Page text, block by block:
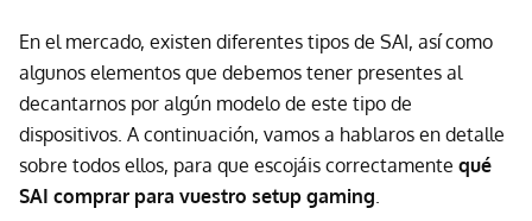
En el mercado, existen diferentes tipos de SAI, así como
algunos elementos que debemos tener presentes al
decantarnos por algún modelo de este tipo de
dispositivos. A continuación, vamos a hablaros en detalle
sobre todos ellos, para que escojáis correctamente qué
SAI comprar para vuestro setup gaming.